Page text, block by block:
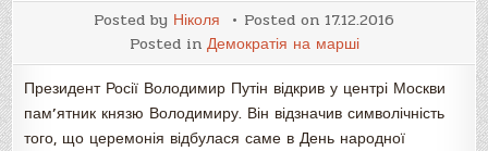
Posted by Ніколя Posted on 17.12.2016
Posted in Демократія на марші
Президент Росії Володимир Путін відкрив у центрі Москви
пам’ятник князю Володимиру. Він відзначив символічність
того, що церемонія відбулася саме в День народної